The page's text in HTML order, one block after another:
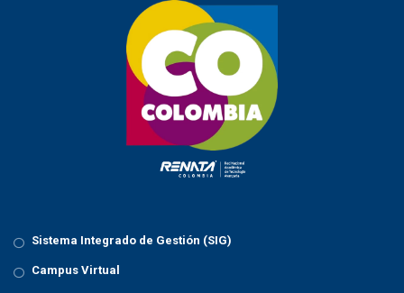
Sistema Integrado de Gestión (SIG)
Campus Virtual